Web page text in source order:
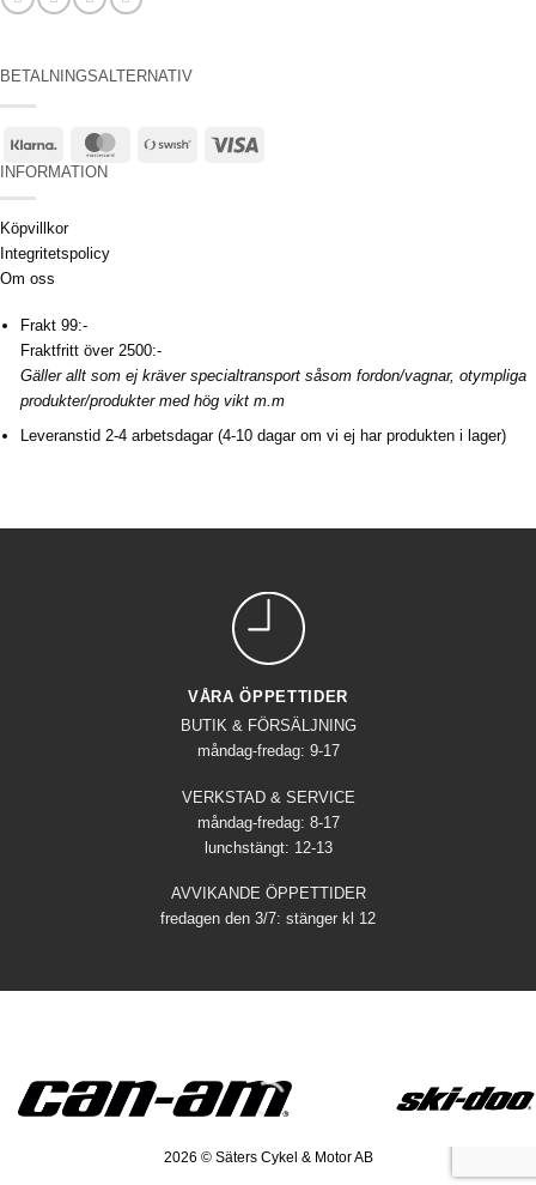
BETALNINGSALTERNATIV
Klarna MasterCardSwish
INFORMATION
Köpvillkor
Integritetspolicy
Om oss
Frakt 99:-
Fraktfritt över 2500:-
Gäller allt som ej kräver specialtransport såsom fordon/vagnar, otympliga
produkter/produkter med hög vikt m.m
Leveranstid 2-4 arbetsdagar (4-10 dagar om vi ej har produkten i lager)
VÅRA ÖPPETTIDER
BUTIK & FÖRSÄLJNING
måndag-fredag: 9-17
VERKSTAD & SERVICE
måndag-fredag: 8-17
lunchstängt: 12-13
AVVIKANDE ÖPPETTIDER
fredagen den 3/7: stänger kl 12
2026 © Säters Cykel & Motor AB